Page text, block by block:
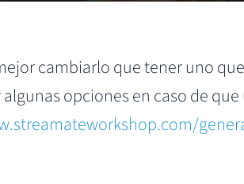
cambiarlo que tener uno
opciones en caso de